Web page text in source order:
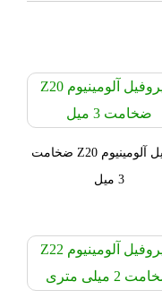
پروفیل آلومینیوم Z20 ضخامت
3 میل